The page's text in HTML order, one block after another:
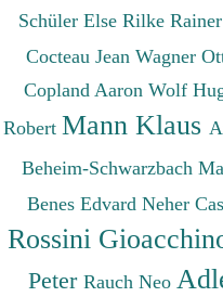
Schüler Else Rilke
Cocteau Jean Wagner
Copland Aaron Wolf
Robert Mann Klaus
Beheim-Schwarzbach
Benes Edvard Neher
Rossini
Peter Rauch Neo